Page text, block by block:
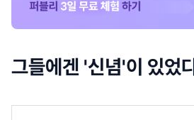
그들에겐 '신념'이 있었